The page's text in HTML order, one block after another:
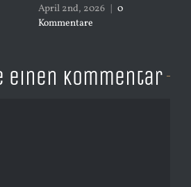
April 2nd, 2026 | 0
Kommentare
Kommentar